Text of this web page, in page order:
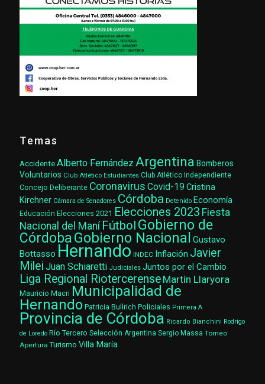
Temas
AccidenteAlberto Fernández Argentina Bomberos
Voluntarios Club Atlético Estudiantes Club Atlético Independiente
Concejo Deliberante Coronavirus Covid-19 Cristina
Kirchner Cámara de Senadores Córdoba Detenido Economía
Educación Elecciones 2021 Elecciones 2023 Fiesta
Nacional del Maní Fútbol Gobierno de
CórdobaGobierno Nacional Gustavo
Bottasso Hernando INDEC Inflación Javier
Milei Juan Schiaretti Judiciales Juntos por el Cambio
Liga Regional Riotercerense Martín Llaryora
Mauricio Macri Municipalidad de
Hernando Patricia Bullrich Policiales Primera A
Provincia de Córdoba Ricardo Bianchini Rodrigo
de Loredo Río Tercero Selección Argentina Sergio Massa Torneo
Apertura Turismo Villa María